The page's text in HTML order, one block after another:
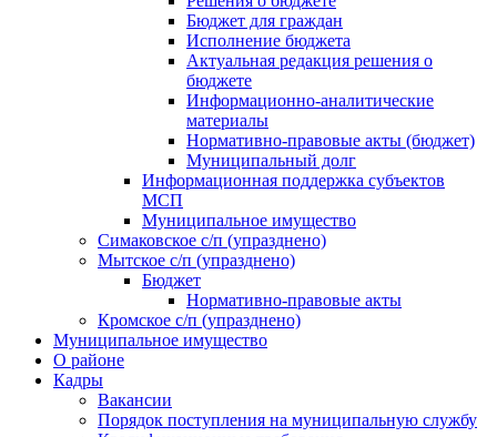
Бюджет для граждан
Исполнение бюджета
Актуальная редакция решения о
бюджете
Информационно-аналитические
материалы
Нормативно-правовые акты (бюджет)
Муниципальный долг
Информационная поддержка субъектов
МСП
Муниципальное имущество
Симаковское с/п (упразднено)
Мытское с/п (упразднено)
Бюджет
Нормативно-правовые акты
Кромское с/п (упразднено)
Муниципальное имущество
О районе
Кадры
Вакансии
Порядок поступления на муниципальную службу